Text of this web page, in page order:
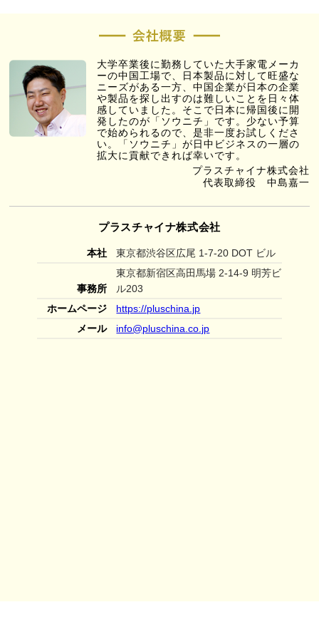
大学卒業後に勤務していた大手家電メーカ
ーの中国工場で、日本製品に対して旺盛な
ニーズがある一方、中国企業が日本の企業
や製品を探し出すのは難しいことを日々体
感していました。そこで日本に帰国後に開
発したのが「ソウニチ」です。少ない予算
で始められるので、是非一度お試しくださ
い。「ソウニチ」が日中ビジネスの一層の
拡大に貢献できれば幸いです。
プラスチャイナ株式会社
代表取締役 中島嘉一
プラスチャイナ株式会社
本社 東京都渋谷区広尾 1-7-20 DOT ビル
事務所
東京都新宿区高田馬場 2-14-9 明芳ビ
ル203
ホームページ
https://pluschina.jp
メール
info@pluschina.co.jp